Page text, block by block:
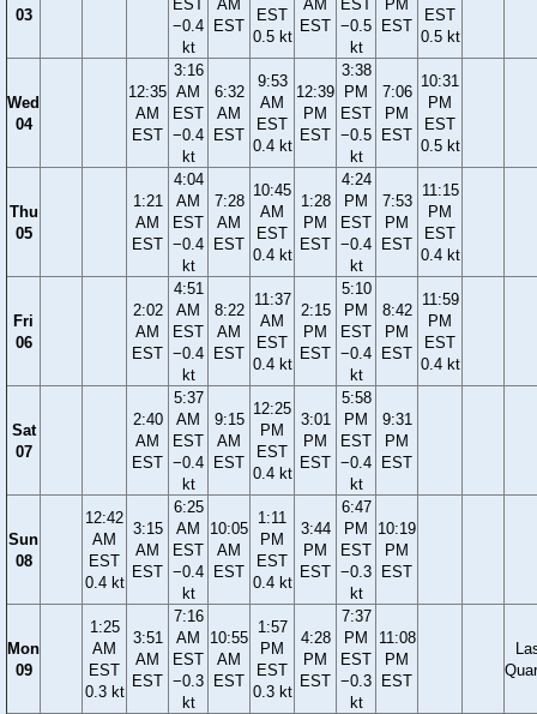
03
EST
−0.4
kt
AM
EST
EST
0.5 kt
AM
EST
EST
−0.5
kt
PM
EST
EST
0.5 kt
Wed
04
12:35
AM
EST
3:16
AM
EST
−0.4
kt
6:32
AM
EST
9:53
AM
EST
0.4 kt
12:39
PM
EST
3:38
PM
EST
−0.5
kt
7:06
PM
EST
10:31
PM
EST
0.5 kt
Thu
05
1:21
AM
EST
4:04
AM
EST
−0.4
kt
7:28
AM
EST
10:45
AM
EST
0.4 kt
1:28
PM
EST
4:24
PM
EST
−0.4
kt
7:53
PM
EST
11:15
PM
EST
0.4 kt
Fri
06
2:02
AM
EST
4:51
AM
EST
−0.4
kt
8:22
AM
EST
11:37
AM
EST
0.4 kt
2:15
PM
EST
5:10
PM
EST
−0.4
kt
8:42
PM
EST
11:59
PM
EST
0.4 kt
Sat
07
2:40
AM
EST
5:37
AM
EST
−0.4
kt
9:15
AM
EST
12:25
PM
EST
0.4 kt
3:01
PM
EST
5:58
PM
EST
−0.4
kt
9:31
PM
EST
Sun
08
12:42
AM
EST
0.4 kt
3:15
AM
EST
6:25
AM
EST
−0.4
kt
10:05
AM
EST
1:11
PM
EST
0.4 kt
3:44
PM
EST
6:47
PM
EST
−0.3
kt
10:19
PM
EST
Mon
09
1:25
AM
EST
0.3 kt
3:51
AM
EST
7:16
AM
EST
−0.3
kt
10:55
AM
EST
1:57
PM
EST
0.3 kt
4:28
PM
EST
7:37
PM
EST
−0.3
kt
11:08
PM
EST